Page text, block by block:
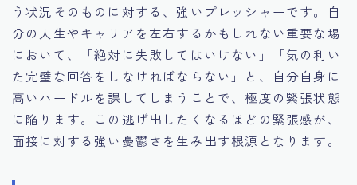
う状況そのものに対する、強いプレッシャーです。自
分の人生やキャリアを左右するかもしれない重要な場
において、「絶対に失敗してはいけない」「気の利い
た完璧な回答をしなければならない」と、自分自身に
高いハードルを課してしまうことで、極度の緊張状態
に陥ります。この逃げ出したくなるほどの緊張感が、
面接に対する強い憂鬱さを生み出す根源となります。